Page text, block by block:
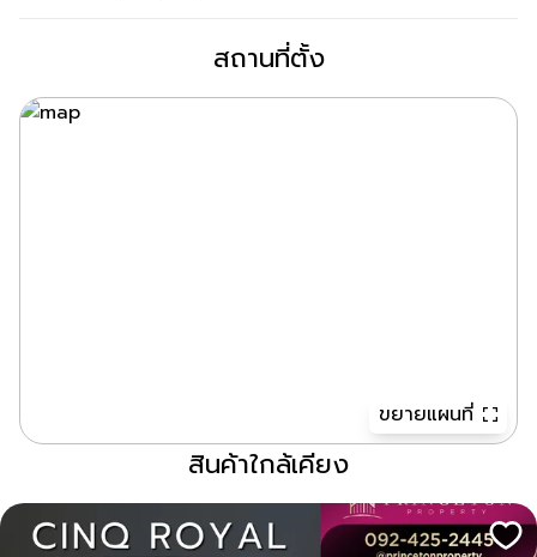
สถานที่ตั้ง
ขยายแผนที่
สินค้าใกล้เคียง